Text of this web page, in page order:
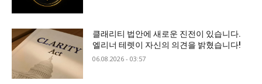
클래리티 법안에 새로운 진전이 있습니다.
엘리너 테렛이 자신의 의견을 밝혔습니다!
06.08.2026 - 03:57